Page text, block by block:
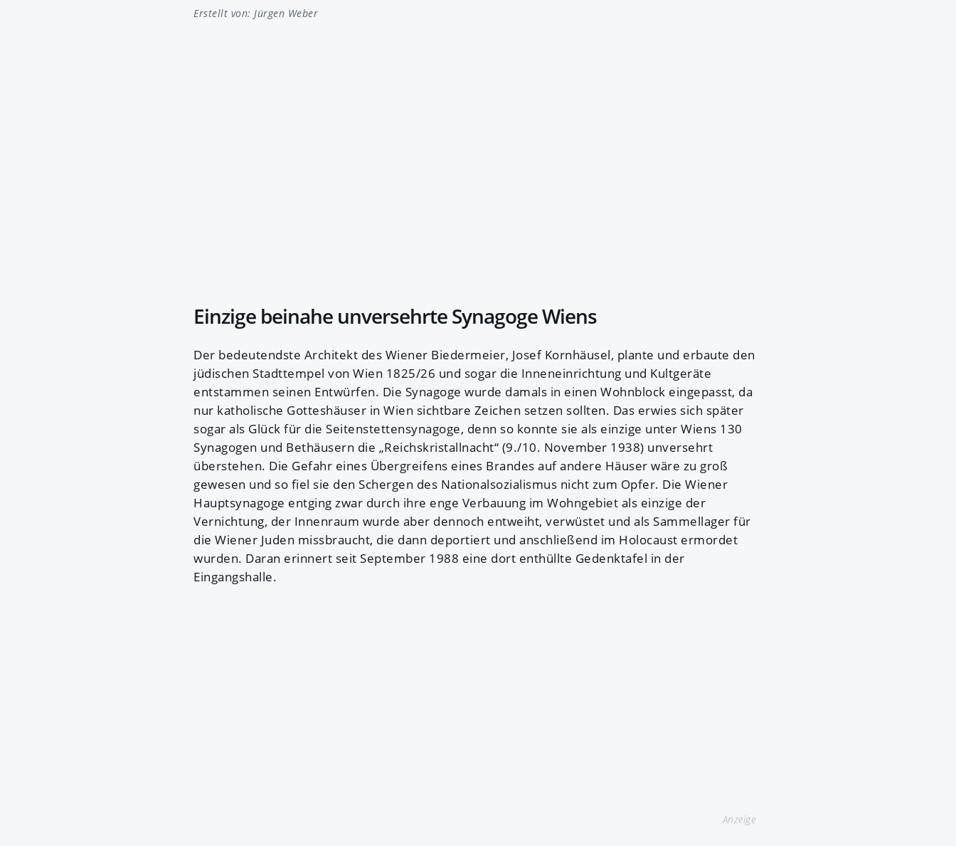
Erstellt von: Jürgen Weber
Einzige beinahe unversehrte Synagoge Wiens
Der bedeutendste Architekt des Wiener Biedermeier, Josef Kornhäusel, plante und erbaute den
jüdischen Stadttempel von Wien 1825/26 und sogar die Inneneinrichtung und Kultgeräte
entstammen seinen Entwürfen. Die Synagoge wurde damals in einen Wohnblock eingepasst, da
nur katholische Gotteshäuser in Wien sichtbare Zeichen setzen sollten. Das erwies sich später
sogar als Glück für die Seitenstettensynagoge, denn so konnte sie als einzige unter Wiens 130
Synagogen und Bethäusern die „Reichskristallnacht“ (9./10. November 1938) unversehrt
überstehen. Die Gefahr eines Übergreifens eines Brandes auf andere Häuser wäre zu groß
gewesen und so fiel sie den Schergen des Nationalsozialismus nicht zum Opfer. Die Wiener
Hauptsynagoge entging zwar durch ihre enge Verbauung im Wohngebiet als einzige der
Vernichtung, der Innenraum wurde aber dennoch entweiht, verwüstet und als Sammellager für
die Wiener Juden missbraucht, die dann deportiert und anschließend im Holocaust ermordet
wurden. Daran erinnert seit September 1988 eine dort enthüllte Gedenktafel in der
Eingangshalle.
Anzeige